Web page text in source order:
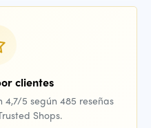
clientes
4,7/5 según 485 reseñas
Shops.